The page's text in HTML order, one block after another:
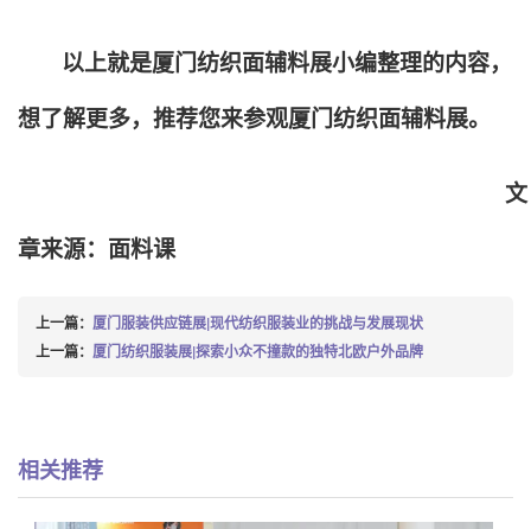
以上就是厦门纺织面辅料展小编整理的内容，
想了解更多，推荐您来参观厦门纺织面辅料展。
文
章来源：面料课
上一篇： 厦门服装供应链展|现代纺织服装业的挑战与发展现状
上一篇： 厦门纺织服装展|探索小众不撞款的独特北欧户外品牌
相关推荐